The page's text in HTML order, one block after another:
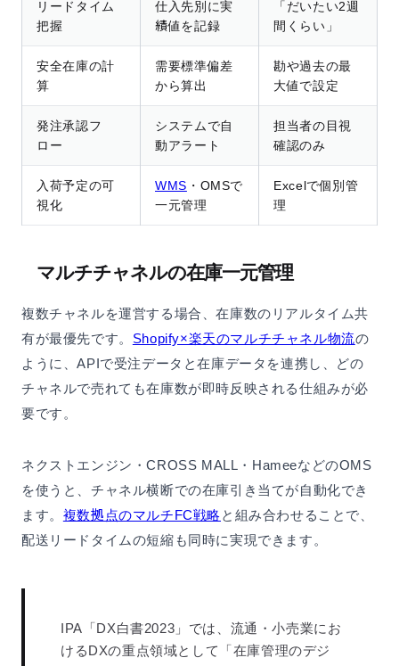
リードタイム
把握
仕入先別に実
績値を記録
「だいたい2週
間くらい」
安全在庫の計
算
需要標準偏差
から算出
勘や過去の最
大値で設定
発注承認フ
ロー
システムで自
動アラート
担当者の目視
確認のみ
入荷予定の可
視化
WMS ・OMSで
一元管理
Excelで個別管
理
マルチチャネルの在庫一元管理
複数チャネルを運営する場合、在庫数のリアルタイム共
有が最優先です。 Shopify×楽天のマルチチャネル物流の
ように、APIで受注データと在庫データを連携し、どの
チャネルで売れても在庫数が即時反映される仕組みが必
要です。
ネクストエンジン・CROSS MALL・HameeなどのOMS
を使うと、チャネル横断での在庫引き当てが自動化でき
ます。 複数拠点のマルチFC戦略と組み合わせることで、
配送リードタイムの短縮も同時に実現できます。
IPA「DX白書2023」では、流通・小売業にお
けるDXの重点領域として「在庫管理のデジ